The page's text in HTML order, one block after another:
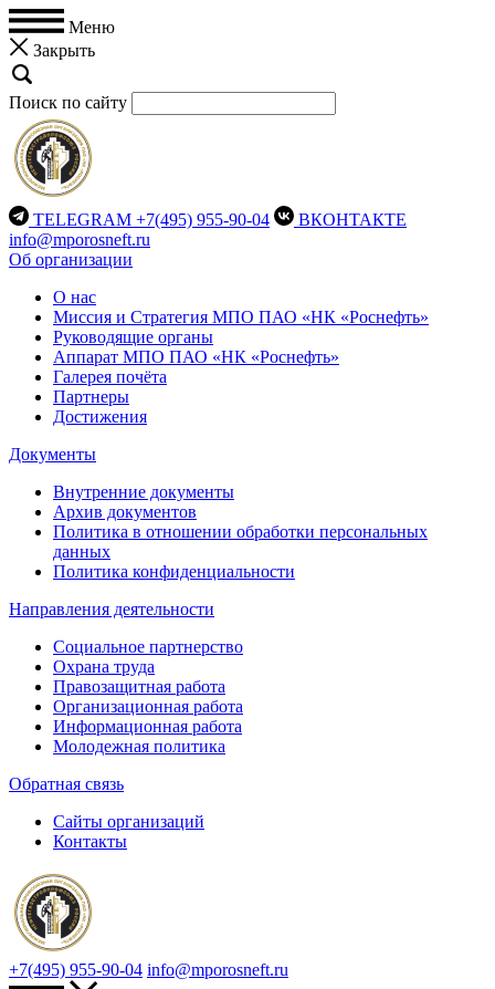
Меню
Закрыть
Поиск по сайту
TELEGRAM +7(495) 955-90-04
ВКОНТАКТЕ
info@mporosneft.ru
Об организации
О нас
Миссия и Стратегия МПО ПАО «НК «Роснефть»
Руководящие органы
Аппарат МПО ПАО «НК «Роснефть»
Галерея почёта
Партнеры
Достижения
Документы
Внутренние документы
Архив документов
Политика в отношении обработки персональных
данных
Политика конфиденциальности
Направления деятельности
Социальное партнерство
Охрана труда
Правозащитная работа
Организационная работа
Информационная работа
Молодежная политика
Обратная связь
Сайты организаций
Контакты
+7(495) 955-90-04 info@mporosneft.ru